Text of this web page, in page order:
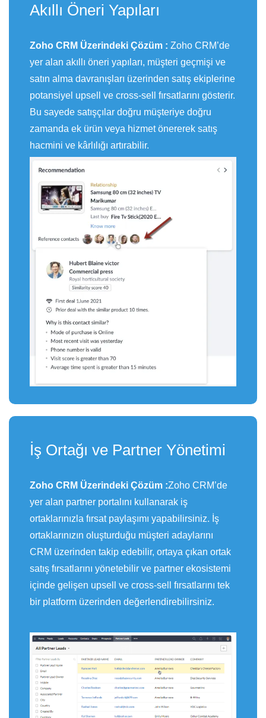
Akıllı Öneri Yapıları
Zoho CRM Üzerindeki Çözüm : Zoho CRM’de
yer alan akıllı öneri yapıları, müşteri geçmişi ve
satın alma davranışları üzerinden satış ekiplerine
potansiyel upsell ve cross-sell fırsatlarını gösterir.
Bu sayede satışçılar doğru müşteriye doğru
zamanda ek ürün veya hizmet önererek satış
hacmini ve kârlılığı artırabilir.
İş Ortağı ve Partner Yönetimi
Zoho CRM Üzerindeki Çözüm :Zoho CRM’de
yer alan partner portalını kullanarak iş
ortaklarınızla fırsat paylaşımı yapabilirsiniz. İş
ortaklarınızın oluşturduğu müşteri adaylarını
CRM üzerinden takip edebilir, ortaya çıkan ortak
satış fırsatlarını yönetebilir ve partner ekosistemi
içinde gelişen upsell ve cross-sell fırsatlarını tek
bir platform üzerinden değerlendirebilirsiniz.